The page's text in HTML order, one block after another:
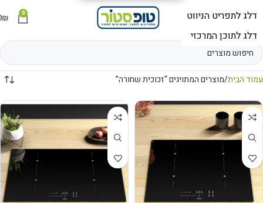
תפריט 0
₪
עמוד הבית מוצרים המתויגים “זכוכית שחורה”